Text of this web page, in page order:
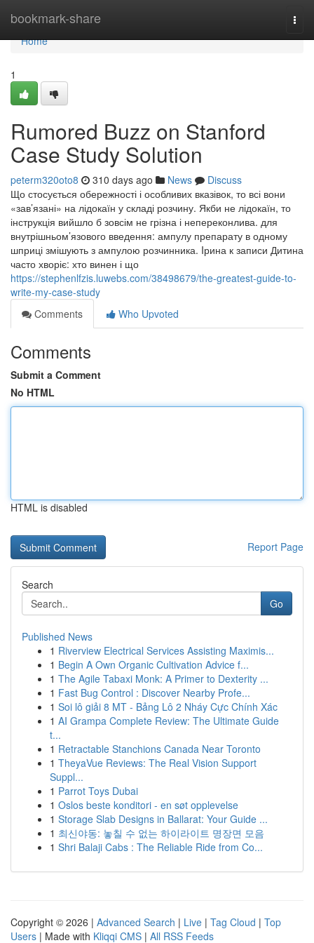
bookmark-share
Home
Home
1
Rumored Buzz on Stanford
Case Study Solution
peterm320oto8 310 days ago News
Discuss
Що стосується обережності і особливих вказівок, то всі вони
«зав’язані» на лідокаїн у складі розчину. Якби не лідокаїн, то
інструкція вийшло б зовсім не грізна і непереконлива. для
внутрішньом’язового введення: ампулу препарату в одному
шприці змішують з ампулою розчинника. Iрина к записи Дитина
часто хворіє: хто винен і що
https://stephenlfzis.luwebs.com/38498679/the-greatest-guide-to-
write-my-case-study
Comments
Who Upvoted
Comments
Submit a Comment
No HTML
HTML is disabled
Report Page
Search
Go
Published News
1 Riverview Electrical Services Assisting Maximis...
1 Begin A Own Organic Cultivation Advice f...
1 The Agile Tabaxi Monk: A Primer to Dexterity ...
1 Fast Bug Control : Discover Nearby Profe...
1 Soi lô giải 8 MT - Bảng Lô 2 Nháy Cực Chính Xác
1 AI Grampa Complete Review: The Ultimate Guide
t...
1 Retractable Stanchions Canada Near Toronto
1 TheyaVue Reviews: The Real Vision Support
Suppl...
1 Parrot Toys Dubai
1 Oslos beste konditori - en søt opplevelse
1 Storage Slab Designs in Ballarat: Your Guide ...
1 최신야동: 놓칠 수 없는 하이라이트 명장면 모음
1 Shri Balaji Cabs : The Reliable Ride from Co...
Copyright © 2026 | Advanced Search | Live | Tag Cloud | Top
Users | Made with Kliqqi CMS | All RSS Feeds